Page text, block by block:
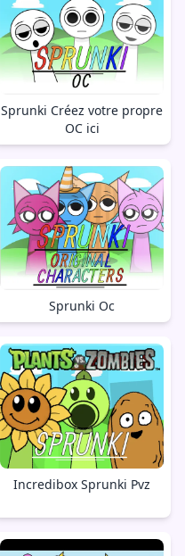
Sprunki Créez votre propre
OC ici
Sprunki Oc
Incredibox Sprunki Pvz